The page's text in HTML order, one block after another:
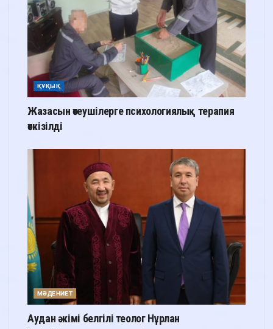
ҚҰҚЫҚ
Жазасын өтеушілерге психологиялық терапия
өткізілді
МӘДЕНИЕТ
Аудан әкімі белгілі теолог Нұрлан